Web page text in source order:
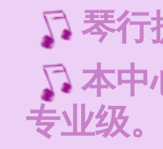
琴行
本中
专业级。